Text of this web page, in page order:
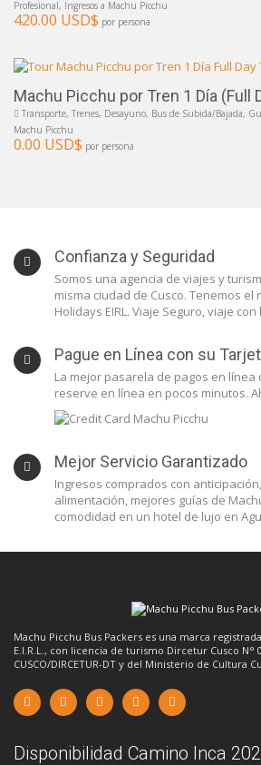
Profesional, Ingresos a Machu Picchu
420.00 USD$ por persona
Machu Picchu por Tren 1 Día (Full
Transporte, Trenes, Desayuno, Bus de Subida/Bajada,
Machu Picchu
0.00 USD$ por persona
Confianza y Seguridad
Somos una agencia de viajes y
misma ciudad de Cusco. Tenemos el
Holidays EIRL. Viaje Seguro, viaje
Pague en Línea con su
La mejor pasarela de pagos en línea
reserve en línea en pocos minutos.
Mejor Servicio Garantizado
Ingresos comprados con
alimentación, mejores guías de
comodidad en un hotel de lujo en
Machu Picchu Bus Packers es una marca
E.I.R.L., con licencia de turismo Dircetur Cusco N°
CUSCO/DIRCETUR-DT y del Ministerio de Cultura
Disponibilidad Camino Inca